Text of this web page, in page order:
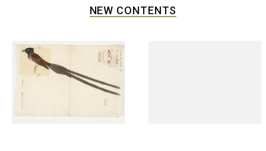
NEW CONTENTS